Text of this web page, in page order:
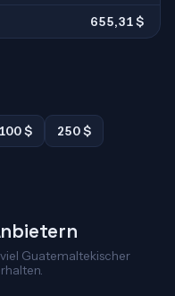
655,31 $
100 $
250 $
Guatemaltekischer